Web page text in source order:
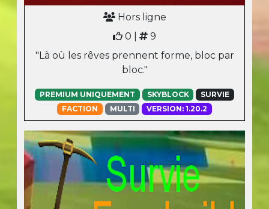
Hors ligne
0 |
9
"Là où les rêves prennent forme, bloc par
bloc."
PREMIUM UNIQUEMENT SKYBLOCK
SURVIE
FACTION
MULTI VERSION: 1.20.2